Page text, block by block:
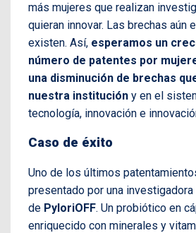
más mujeres que realizan
quieran innovar. Las brechas aún
existen. Así, esperamos un
número de patentes por
una disminución de brechas
nuestra institución y en el
tecnología, innovación e
Caso de éxito
Uno de los últimos
presentado por una investigadora
de PyloriOFF. Un probiótico en
enriquecido con minerales y